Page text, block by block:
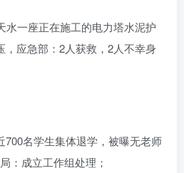
水一座正在施工的电力塔水泥护
应急部：2人获救，2人不幸身
700名学生集体退学，被曝无老师
：成立工作组处理；